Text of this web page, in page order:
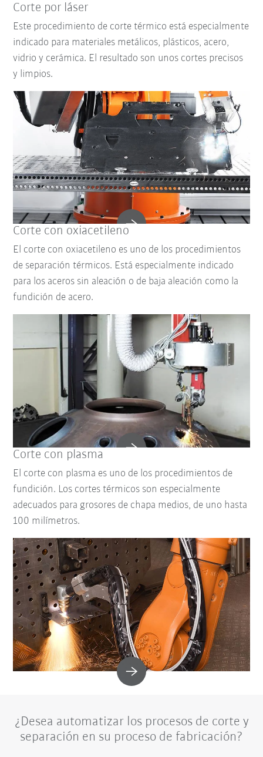
Corte por láser
Este procedimiento de corte térmico está especialmente
indicado para materiales metálicos, plásticos, acero,
vidrio y cerámica. El resultado son unos cortes precisos
y limpios.
Corte con oxiacetileno
El corte con oxiacetileno es uno de los procedimientos
de separación térmicos. Está especialmente indicado
para los aceros sin aleación o de baja aleación como la
fundición de acero.
Corte con plasma
El corte con plasma es uno de los procedimientos de
fundición. Los cortes térmicos son especialmente
adecuados para grosores de chapa medios, de uno hasta
100 milímetros.
¿Desea automatizar los procesos de corte y
separación en su proceso de fabricación?